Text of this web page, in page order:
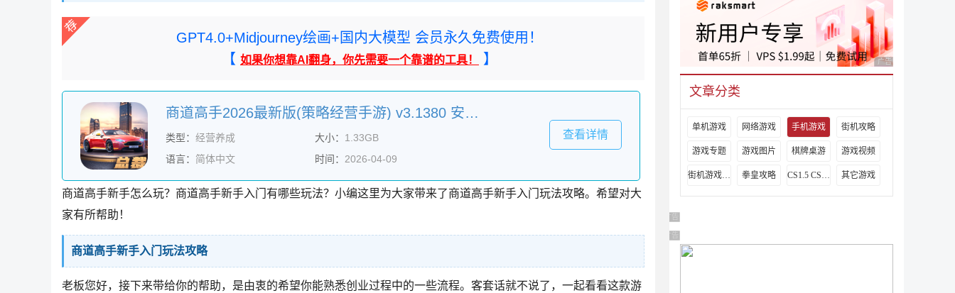
GPT4.0+Midjourney绘画+国内大模型 会员永久免费使用！
【 如果你想靠AI翻身，你先需要一个靠谱的工具！ 】
商道高手2026最新版(策略经营手游) v3.1380 安卓手机版
类型： 经营养成 大小： 1.33GB
语言： 简体中文 时间： 2026-04-09
查看详情
商道高手新手怎么玩？商道高手新手入门有哪些玩法？小编这里为大家带来了商道高手新手入门玩法攻略。希望对大
家有所帮助！
商道高手新手入门玩法攻略
老板您好，接下来带给你的帮助，是由衷的希望你能熟悉创业过程中的一些流程。客套话就不说了，一起看看这款游
广告 商业广告，理性
文章分类
单机游戏 网络游戏 手机游戏 街机攻略
游戏专题 游戏图片 棋牌桌游 游戏视频
街机游戏出招表 拳皇攻略 CS1.5 CS1.6攻略 其它游戏
广告 商业广告，理性选择
广告 商业广告，理性选择